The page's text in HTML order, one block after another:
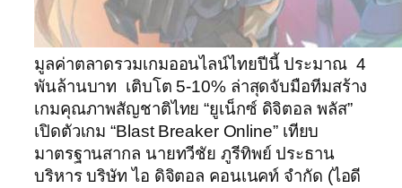
มูลค่าตลาดรวมเกมออนไลน์ไทยปีนี้ ประมาณ 4
พันล้านบาท เติบโต 5-10% ล่าสุดจับมือทีมสร้าง
เกมคุณภาพสัญชาติไทย “ยูเน็กซ์ ดิจิตอล พลัส”
เปิดตัวเกม “Blast Breaker Online” เทียบ
มาตรฐานสากล นายทวีชัย ภูรีทิพย์ ประธาน
บริหาร บริษัท ไอ ดิจิตอล คอนเนคท์ จำกัด (ไอดี